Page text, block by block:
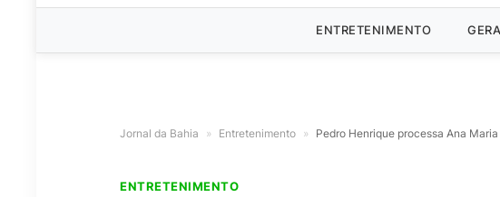
ENTRETENIMENTO
Jornal da Bahia » Entretenimento » Pedro Henrique processa Ana Maria
ENTRETENIMENTO